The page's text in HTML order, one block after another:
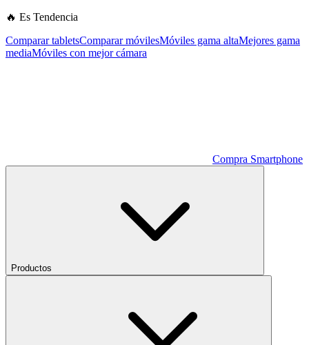
🔥 Es Tendencia
Comparar tabletsComparar móvilesMóviles gama altaMejores gama
mediaMóviles con mejor cámara
Compra Smartphone
Productos